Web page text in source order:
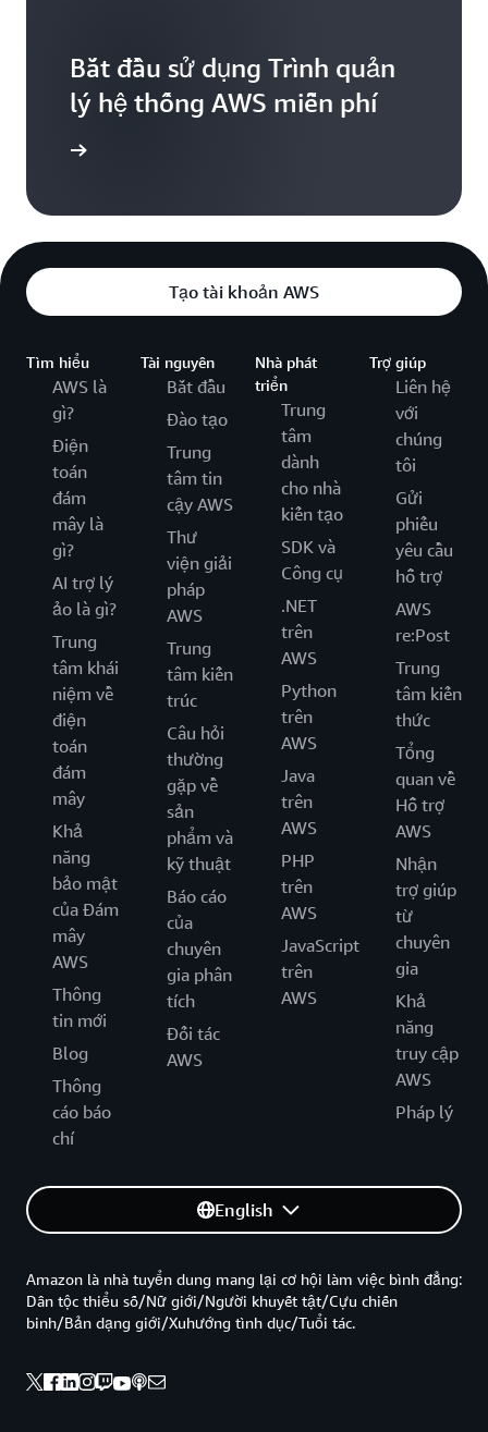
Bắt đầu sử dụng Trình quản
lý hệ thống AWS miễn phí
Tạo tài khoản AWS
Tìm hiểu
AWS là
gì?
Điện
toán
đám
mây là
gì?
AI trợ lý
ảo là gì?
Trung
tâm khái
niệm về
điện
toán
đám
mây
Khả
năng
bảo mật
của Đám
mây
AWS
Thông
tin mới
Blog
Thông
cáo báo
chí
Tài nguyên
Bắt đầu
Đào tạo
Trung
tâm tin
cậy AWS
Thư
viện giải
pháp
AWS
Trung
tâm kiến
trúc
Câu hỏi
thường
gặp về
sản
phẩm và
kỹ thuật
Báo cáo
của
chuyên
gia phân
tích
Đối tác
AWS
Nhà phát
triển
Trung
tâm
dành
cho nhà
kiến tạo
SDK và
Công cụ
.NET
trên
AWS
Python
trên
AWS
Java
trên
AWS
PHP
trên
AWS
JavaScript
trên
AWS
Trợ giúp
Liên hệ
với
chúng
tôi
Gửi
phiếu
yêu cầu
hỗ trợ
AWS
re:Post
Trung
tâm kiến
thức
Tổng
quan về
Hỗ trợ
AWS
Nhận
trợ giúp
từ
chuyên
gia
Khả
năng
truy cập
AWS
Pháp lý
English
Amazon là nhà tuyển dung mang lại cơ hội làm việc bình đẳng:
Dân tộc thiểu số/Nữ giới/Người khuyết tật/Cựu chiến
binh/Bản dạng giới/Xuhướng tình dục/Tuổi tác.